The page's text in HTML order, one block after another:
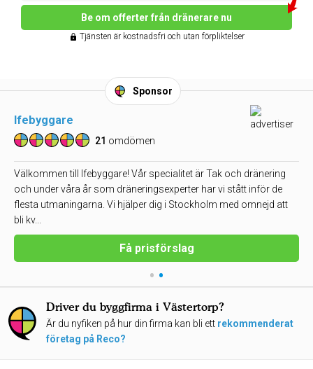
Be om offerter från dränerare nu
Tjänsten är kostnadsfri och utan förpliktelser
Sponsor
Ifebyggare
21 omdömen
Välkommen till Ifebyggare! Vår specialitet är Tak och dränering
och under våra år som dräneringsexperter har vi stått inför de
flesta utmaningarna. Vi hjälper dig i Stockholm med omnejd att
bli kv...
Få prisförslag
• •
Driver du byggfirma i Västertorp?
Är du nyfiken på hur din firma kan bli ett rekommenderat
företag på Reco?